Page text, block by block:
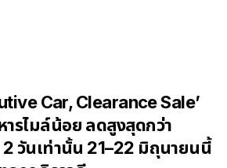
Car, Clearance Sale’
รไมล์น้อย ลดสูงสุดกว่า
วันเท่านั้น 21–22 มิถุนายนนี้